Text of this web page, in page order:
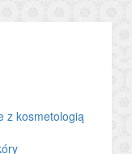
z kosmetologią